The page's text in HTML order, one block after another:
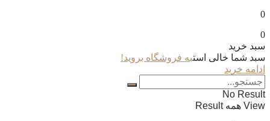
0
0
سبد خرید
سبد شما خالی استبه فروشگاه بروید!
ادامه خرید
No Result
View همه Result